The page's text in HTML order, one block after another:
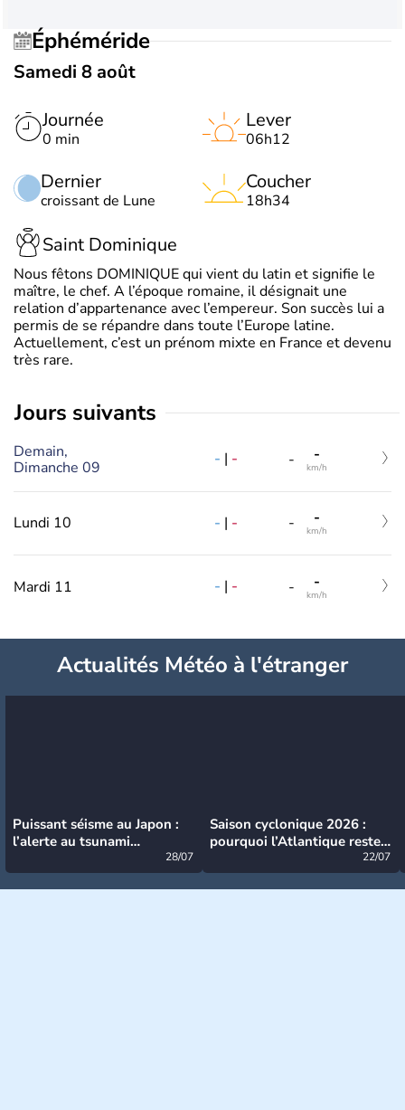
Éphéméride
Samedi 8 août
Journée
0 min
Dernier
croissant de Lune
Lever
06h12
Coucher
18h34
Saint Dominique
Nous fêtons DOMINIQUE qui vient du latin et signifie le
maître, le chef. A l’époque romaine, il désignait une
relation d’appartenance avec l’empereur. Son succès lui a
permis de se répandre dans toute l’Europe latine.
Actuellement, c’est un prénom mixte en France et devenu
très rare.
jours suivants
Demain,
Dimanche 09
- | - - -
km/h
Lundi 10 - | - - -
km/h
Mardi 11 - | - - -
km/h
Actualités Météo à l'étranger
Puissant séisme au Japon :
l’alerte au tsunami
28/07
Saison cyclonique 2026 :
pourquoi l’Atlantique reste
22/07